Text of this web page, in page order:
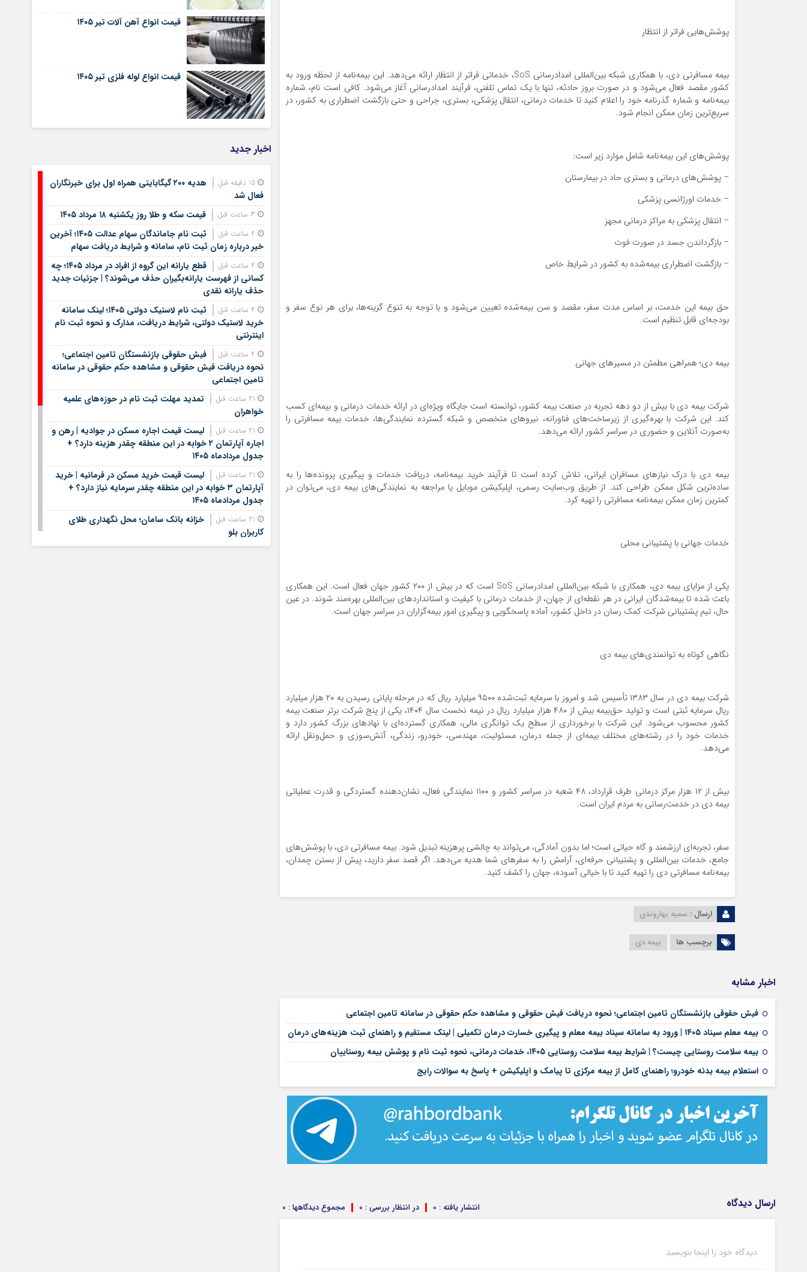
پوشش‌هایی فراتر از انتظار
بیمه مسافرتی دی، با همکاری شبکه بین‌المللی امدادرسانی SoS، خدماتی فراتر از انتظار ارائه می‌دهد. این بیمه‌نامه از لحظه ورود به
کشور مقصد فعال می‌شود و در صورت بروز حادثه، تنها با یک تماس تلفنی، فرآیند امدادرسانی آغاز می‌شود. کافی است نام، شماره
بیمه‌نامه و شماره گذرنامه خود را اعلام کنید تا خدمات درمانی، انتقال پزشکی، بستری، جراحی و حتی بازگشت اضطراری به کشور، در
سریع‌ترین زمان ممکن انجام شود.
پوشش‌های این بیمه‌نامه شامل موارد زیر است:
– پوشش‌های درمانی و بستری حاد در بیمارستان
– خدمات اورژانسی پزشکی
– انتقال پزشکی به مراکز درمانی مجهز
– بازگرداندن جسد در صورت فوت
– بازگشت اضطراری بیمه‌شده به کشور در شرایط خاص
حق بیمه این خدمت، بر اساس مدت سفر، مقصد و سن بیمه‌شده تعیین می‌شود و با توجه به تنوع گزینه‌ها، برای هر نوع سفر و
بودجه‌ای قابل تنظیم است.
بیمه دی؛ همراهی مطمئن در مسیرهای جهانی
شرکت بیمه دی با بیش از دو دهه تجربه در صنعت بیمه کشور، توانسته است جایگاه ویژه‌ای در ارائه خدمات درمانی و بیمه‌ای کسب
کند. این شرکت با بهره‌گیری از زیرساخت‌های فناورانه، نیروهای متخصص و شبکه گسترده نمایندگی‌ها، خدمات بیمه مسافرتی را
به‌صورت آنلاین و حضوری در سراسر کشور ارائه می‌دهد.
بیمه دی با درک نیازهای مسافران ایرانی، تلاش کرده است تا فرآیند خرید بیمه‌نامه، دریافت خدمات و پیگیری پرونده‌ها را به
ساده‌ترین شکل ممکن طراحی کند. از طریق وب‌سایت رسمی، اپلیکیشن موبایل یا مراجعه به نمایندگی‌های بیمه دی، می‌توان در
کمترین زمان ممکن بیمه‌نامه مسافرتی را تهیه کرد.
خدمات جهانی با پشتیبانی محلی
یکی از مزایای بیمه دی، همکاری با شبکه بین‌المللی امدادرسانی SoS است که در بیش از ۲۰۰ کشور جهان فعال است. این همکاری
باعث شده تا بیمه‌شدگان ایرانی در هر نقطه‌ای از جهان، از خدمات درمانی با کیفیت و استانداردهای بین‌المللی بهره‌مند شوند. در عین
حال، تیم پشتیبانی شرکت کمک رسان در داخل کشور، آماده پاسخگویی و پیگیری امور بیمه‌گزاران در سراسر جهان است.
نگاهی کوتاه به توانمندی‌های بیمه دی
شرکت بیمه دی در سال ۱۳۸۳ تأسیس شد و امروز با سرمایه ثبت‌شده ۹۵۰۰ میلیارد ریال که در مرحله پایانی رسیدن به ۲۰ هزار میلیارد
ریال سرمایه ثبتی است و تولید حق‌بیمه بیش از ۴۸۰ هزار میلیارد ریال در نیمه نخست سال ۱۴۰۴، یکی از پنج شرکت برتر صنعت بیمه
کشور محسوب می‌شود. این شرکت با برخورداری از سطح یک توانگری مالی، همکاری گسترده‌ای با نهادهای بزرگ کشور دارد و
خدمات خود را در رشته‌های مختلف بیمه‌ای از جمله درمان، مسئولیت، مهندسی، خودرو، زندگی، آتش‌سوزی و حمل‌ونقل ارائه
می‌دهد.
بیش از ۱۲ هزار مرکز درمانی طرف قرارداد، ۴۸ شعبه در سراسر کشور و ۱۱۰۰ نمایندگی فعال، نشان‌دهنده گستردگی و قدرت عملیاتی
بیمه دی در خدمت‌رسانی به مردم ایران است.
سفر، تجربه‌ای ارزشمند و گاه حیاتی است؛ اما بدون آمادگی، می‌تواند به چالشی پرهزینه تبدیل شود. بیمه مسافرتی دی، با پوشش‌های
جامع، خدمات بین‌المللی و پشتیبانی حرفه‌ای، آرامش را به سفرهای شما هدیه می‌دهد. اگر قصد سفر دارید، پیش از بستن چمدان،
بیمه‌نامه مسافرتی دی را تهیه کنید تا با خیالی آسوده، جهان را کشف کنید.
ارسال : سمیه بهاروندی
برچسب ها بیمه دی
اخبار مشابه
فیش حقوقی بازنشستگان تامین اجتماعی؛ نحوه دریافت فیش حقوقی و مشاهده حکم حقوقی در سامانه تامین اجتماعی
بیمه معلم سیناد ۱۴۰۵ | ورود به سامانه سیناد بیمه معلم و پیگیری خسارت درمان تکمیلی | لینک مستقیم و راهنمای ثبت هزینه‌های درمان
بیمه سلامت روستایی چیست؟ | شرایط بیمه سلامت روستایی ۱۴۰۵، خدمات درمانی، نحوه ثبت نام و پوشش بیمه روستاییان
استعلام بیمه بدنه خودرو؛ راهنمای کامل از بیمه مرکزی تا پیامک و اپلیکیشن + پاسخ به سوالات رایج
ارسال دیدگاه مجموع دیدگاهها : 0 در انتظار بررسی : 0 انتشار یافته : 0
دیدگاه خود را اینجا بنویسید
قیمت انواع آهن آلات تیر ۱۴۰۵
قیمت انواع لوله فلزی تیر ۱۴۰۵
اخبار جدید
15 دقیقه قبل
هدیه ۲۰۰ گیگابایتی همراه اول برای خبرنگاران
فعال شد
قیمت سکه و طلا روز یکشنبه ۱۸ مرداد ۱۴۰۵
ثبت نام جاماندگان سهام عدالت ۱۴۰۵؛ آخرین
خبر درباره زمان ثبت نام، سامانه و شرایط دریافت سهام
قطع یارانه این گروه از افراد در مرداد ۱۴۰۵؛ چه
کسانی از فهرست یارانه‌بگیران حذف می‌شوند؟ | جزئیات جدید
حذف یارانه نقدی
ثبت نام لاستیک دولتی ۱۴۰۵؛ لینک سامانه
خرید لاستیک دولتی، شرایط دریافت، مدارک و نحوه ثبت نام
اینترنتی
فیش حقوقی بازنشستگان تامین اجتماعی؛
نحوه دریافت فیش حقوقی و مشاهده حکم حقوقی در سامانه
تامین اجتماعی
تمدید مهلت ثبت نام در حوزه‌های علمیه
خواهران
لیست قیمت اجاره مسکن در جوادیه | رهن و
اجاره آپارتمان ۲ خوابه در این منطقه چقدر هزینه دارد؟ +
جدول مردادماه ۱۴۰۵
لیست قیمت خرید مسکن در فرمانیه | خرید
آپارتمان ۳ خوابه در این منطقه چقدر سرمایه نیاز دارد؟ +
جدول مردادماه ۱۴۰۵
خزانه بانک سامان؛ محل نگهداری طلای
کاربران بلو